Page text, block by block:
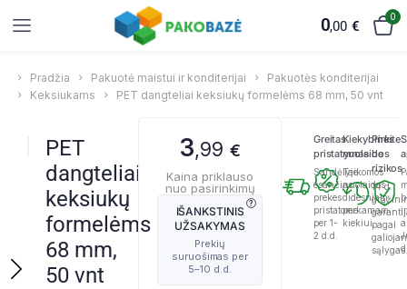
0,00 €
0
Pradžia Pakuotė maistui ir konditerijai
Pakuotės konditerijai
Keksiukams
PET dangteliai keksiukų formelėms 68 mm, 50 vnt
PET
dangteliai
keksiukų
formelėms
68 mm,
50 vnt
3,99 €
Kaina priklauso
nuo pasirinkimų
IŠANKSTINIS
UŽSAKYMAS
Greitas
pristatymas
Sandėlyje
esančias
prekes
pristatome
per 1-
2 d.d.
Kiekybinės
nuolaidos
Taikomos
nuolaidos
didesniam
perkamam
kiekiui.
Pirkite
be
rizikos
14 d.
pagal
sąlygas.
ir